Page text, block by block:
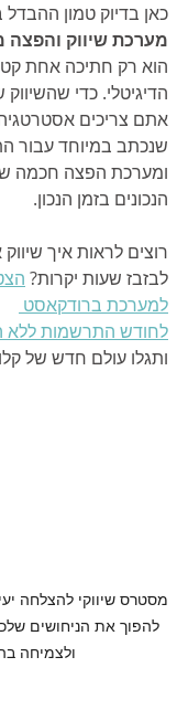
כאן בדיוק טמון ההבדל
מערכת שיווק והפצה
הוא רק חתיכה אחת
הדיגיטלי. כדי
אתם צריכים
שנכתב במיוחד עבור
ומערכת הפצה חכמה
הנכונים בזמן הנכון.
רוצים לראות איך
לבזבז שעות יקרות?
למערכת ברודקאסט
לחודש התרשמות ללא
ותגלו עולם חדש של
להפוך את הניחושים
ולצמיחה